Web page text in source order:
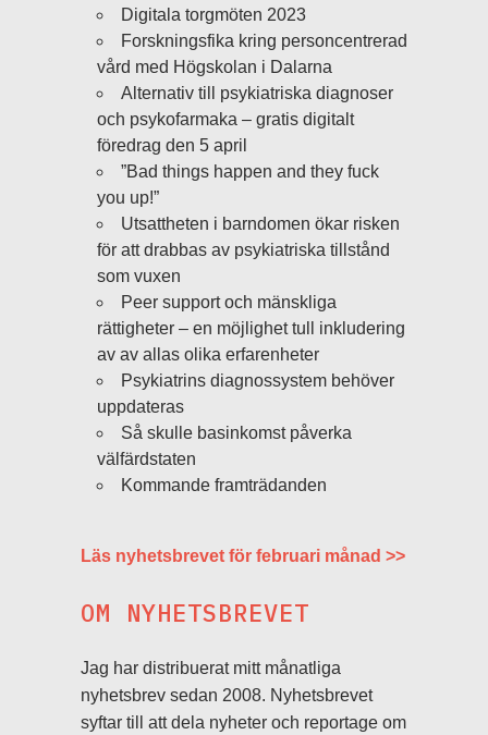
Digitala torgmöten 2023
Forskningsfika kring personcentrerad
vård med Högskolan i Dalarna
Alternativ till psykiatriska diagnoser
och psykofarmaka – gratis digitalt
föredrag den 5 april
”Bad things happen and they fuck
you up!”
Utsattheten i barndomen ökar risken
för att drabbas av psykiatriska tillstånd
som vuxen
Peer support och mänskliga
rättigheter – en möjlighet tull inkludering
av av allas olika erfarenheter
Psykiatrins diagnossystem behöver
uppdateras
Så skulle basinkomst påverka
välfärdstaten
Kommande framträdanden
Läs nyhetsbrevet för februari månad >>
OM NYHETSBREVET
Jag har distribuerat mitt månatliga
nyhetsbrev sedan 2008. Nyhetsbrevet
syftar till att dela nyheter och reportage om